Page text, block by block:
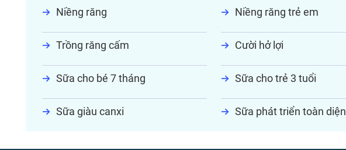
Niềng răng Niềng răng trẻ em
Trồng răng cấm Cười hở lợi
Sữa cho bé 7 tháng Sữa cho trẻ 3 tuổi
Sữa giàu canxi Sữa phát triển toàn diện